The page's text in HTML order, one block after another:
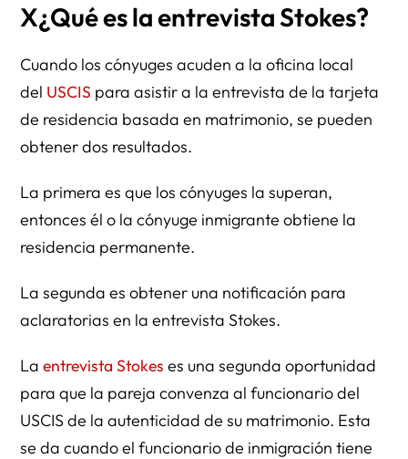
X¿Qué es la entrevista Stokes?
Cuando los cónyuges acuden a la oficina local
del USCIS para asistir a la entrevista de la tarjeta
de residencia basada en matrimonio, se pueden
obtener dos resultados.
La primera es que los cónyuges la superan,
entonces él o la cónyuge inmigrante obtiene la
residencia permanente.
La segunda es obtener una notificación para
aclaratorias en la entrevista Stokes.
Laentrevista Stokes es una segunda oportunidad
para que la pareja convenza al funcionario del
USCIS de la autenticidad de su matrimonio. Esta
se da cuando el funcionario de inmigración tiene